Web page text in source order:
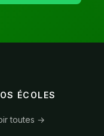
ÉCOLES
toutes →